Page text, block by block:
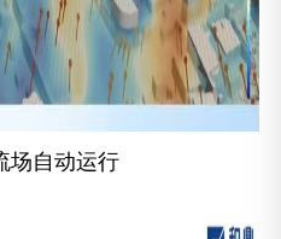
场自动运行